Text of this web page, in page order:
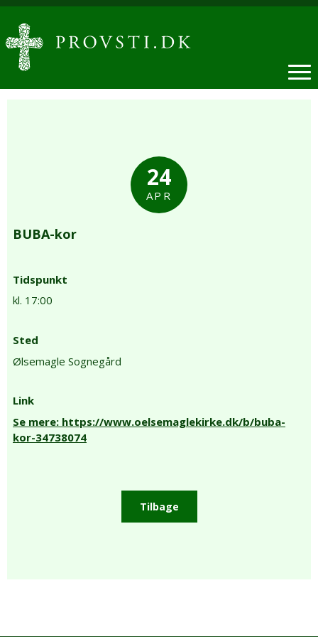
24
APR
BUBA-kor
Tidspunkt
kl. 17:00
Sted
Ølsemagle Sognegård
Link
Se mere: https://www.oelsemaglekirke.dk/b/buba-
kor-34738074
Tilbage